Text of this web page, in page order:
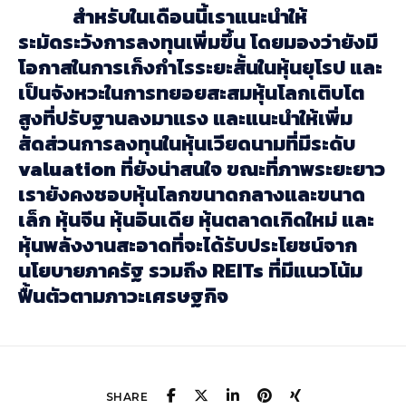
สำหรับในเดือนนี้เราแนะนำให้
ระมัดระวังการลงทุนเพิ่มขึ้น โดยมองว่ายังมี
โอกาสในการเก็งกำไรระยะสั้นในหุ้นยุโรป และ
เป็นจังหวะในการทยอยสะสมหุ้นโลกเติบโต
สูงที่ปรับฐานลงมาแรง และแนะนำให้เพิ่ม
สัดส่วนการลงทุนในหุ้นเวียดนามที่มีระดับ
valuation ที่ยังน่าสนใจ ขณะที่ภาพระยะยาว
เรายังคงชอบหุ้นโลกขนาดกลางและขนาด
เล็ก หุ้นจีน หุ้นอินเดีย หุ้นตลาดเกิดใหม่ และ
หุ้นพลังงานสะอาดที่จะได้รับประโยชน์จาก
นโยบายภาครัฐ รวมถึง REITs ที่มีแนวโน้ม
ฟื้นตัวตามภาวะเศรษฐกิจ
SHARE